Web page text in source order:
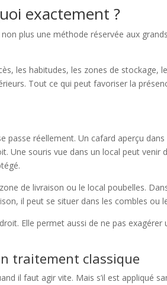
exactement ?
plus une méthode réservée aux
les habitudes, les zones de stockage,
Tout ce qui peut favoriser la
passe réellement. Un cafard aperçu
souris vue dans un local peut venir
de livraison ou le local poubelles.
il peut se situer dans les combles ou
Elle permet aussi de ne pas
traitement classique
il faut agir vite. Mais s’il est appliqué